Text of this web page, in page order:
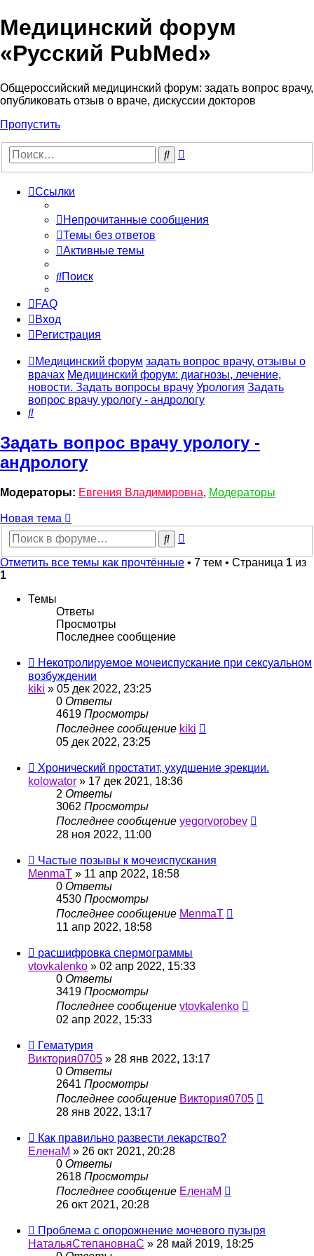
Медицинский форум
«Русский PubMed»
Общероссийский медицинский форум: задать вопрос врачу,
опубликовать отзыв о враче, дискуссии докторов
Пропустить
Поиск
Ссылки
Непрочитанные сообщения
Темы без ответов
Активные темы
Поиск
FAQ
Вход
Регистрация
Медицинский форум задать вопрос врачу, отзывы о
врачах Медицинский форум: диагнозы, лечение,
новости. Задать вопросы врачу Урология Задать
вопрос врачу урологу - андрологу
Поиск
Задать вопрос врачу урологу -
андрологу
Модераторы: Евгения Владимировна, Модераторы
Новая тема
Поиск
Отметить все темы как прочтённые • 7 тем • Страница 1 из
1
Темы
Ответы
Просмотры
Последнее сообщение
Некотролируемое мочеиспускание при сексуальном
возбуждении
kiki » 05 дек 2022, 23:25
0 Ответы
4619 Просмотры
Последнее сообщение kiki
05 дек 2022, 23:25
Хронический простатит, ухудшение эрекции.
kolowator » 17 дек 2021, 18:36
2 Ответы
3062 Просмотры
Последнее сообщение yegorvorobev
28 ноя 2022, 11:00
Частые позывы к мочеиспускания
MenmaT » 11 апр 2022, 18:58
0 Ответы
4530 Просмотры
Последнее сообщение MenmaT
11 апр 2022, 18:58
расшифровка спермограммы
vtovkalenko » 02 апр 2022, 15:33
0 Ответы
3419 Просмотры
Последнее сообщение vtovkalenko
02 апр 2022, 15:33
Гематурия
Виктория0705 » 28 янв 2022, 13:17
0 Ответы
2641 Просмотры
Последнее сообщение Виктория0705
28 янв 2022, 13:17
Как правильно развести лекарство?
ЕленаM » 26 окт 2021, 20:28
0 Ответы
2618 Просмотры
Последнее сообщение ЕленаM
26 окт 2021, 20:28
Проблема с опорожнение мочевого пузыря
НатальяСтепановнаС » 28 май 2019, 18:25